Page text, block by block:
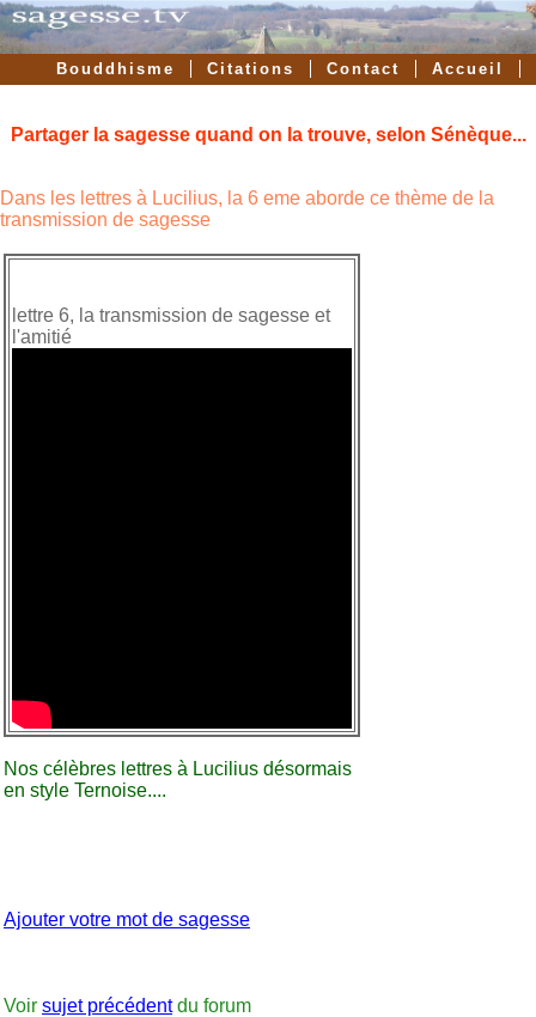
Accueil
Contact
Citations
Bouddhisme
Partager la sagesse quand on la trouve, selon Sénèque...
Dans les lettres à Lucilius, la 6 eme aborde ce thème de la
transmission de sagesse
lettre 6, la transmission de sagesse et
l'amitié
Nos célèbres lettres à Lucilius désormais
en style Ternoise....
Ajouter votre mot de sagesse
Voir sujet précédentdu forum